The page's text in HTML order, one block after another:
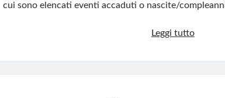
cui sono elencati eventi accaduti o nascite/
Leggi tutto